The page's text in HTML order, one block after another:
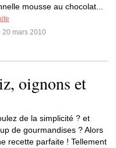
mousse au chocolat...
20 mars 2010
oignons et
de la simplicité ? et
de gourmandises ? Alors
recette parfaite ! Tellement